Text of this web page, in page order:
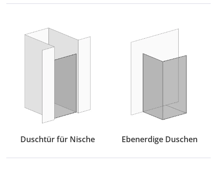
Duschtür für Nische Ebenerdige Duschen